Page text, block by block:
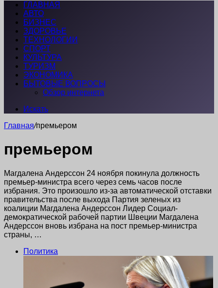
ГЛАВНАЯ
АВТО
БИЗНЕС
ЗДОРОВЬЕ
ТЕХНОЛОГИИ
СПОРТ
КУЛЬТУРА
ТУРИЗМ
ЭКОНОМИКА
БЫТОВЫЕ ВОПРОСЫ
Обзор интернета
Искать
Главная/премьером
премьером
Магдалена Андерссон 24 ноября покинула должность
премьер-министра всего через семь часов после
избрания. Это произошло из-за автоматической отставки
правительства после выхода Партия зеленых из
коалиции Магдалена Андерссон Лидер Социал-
демократической рабочей партии Швеции Магдалена
Андерссон вновь избрана на пост премьер-министра
страны, …
Политика